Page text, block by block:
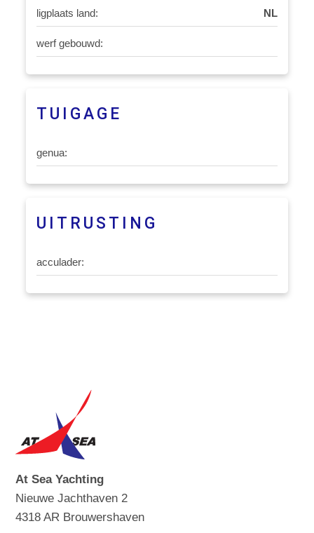
ligplaats land: NL
werf gebouwd:
TUIGAGE
genua:
UITRUSTING
acculader:
At Sea Yachting
Nieuwe Jachthaven 2
4318 AR Brouwershaven